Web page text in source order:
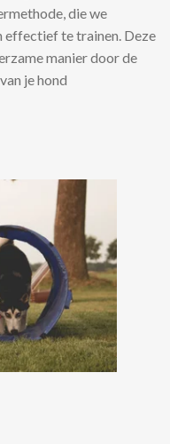
die we
effectief te trainen. Deze
manier door de
je hond